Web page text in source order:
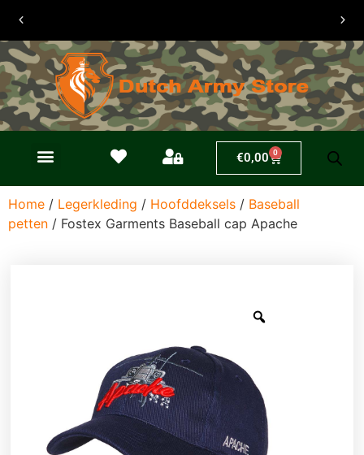
30 dagen
retouren
€0,00 0
Home / Legerkleding / Hoofddeksels / Baseball
petten / Fostex Garments Baseball cap Apache